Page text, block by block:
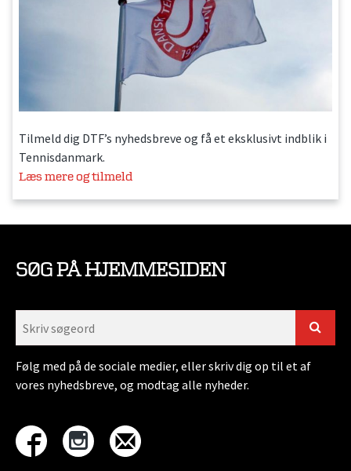
Tilmeld dig DTF’s nyhedsbreve og få et eksklusivt indblik i
Tennisdanmark.
Læs mere og tilmeld
SØG PÅ HJEMMESIDEN
Følg med på de sociale medier, eller skriv dig op til et af
vores nyhedsbreve, og modtag alle nyheder.